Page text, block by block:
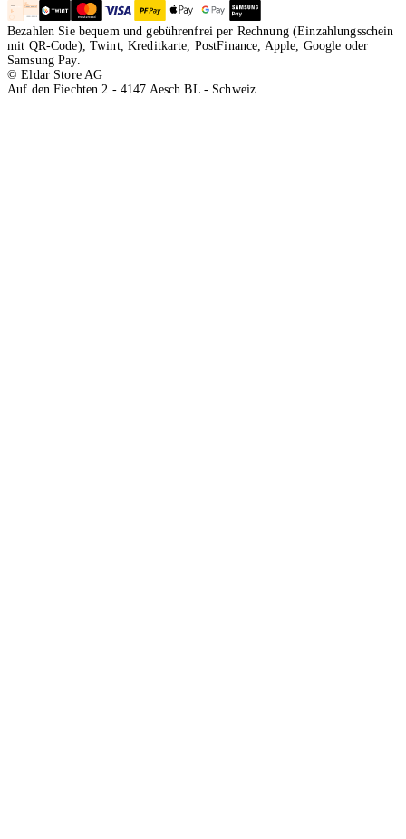
Bezahlen Sie bequem und gebührenfrei per Rechnung (Einzahlungsschein
mit QR-Code), Twint, Kreditkarte, PostFinance, Apple, Google oder
Samsung Pay.
© Eldar Store AG
Auf den Fiechten 2 - 4147 Aesch BL - Schweiz